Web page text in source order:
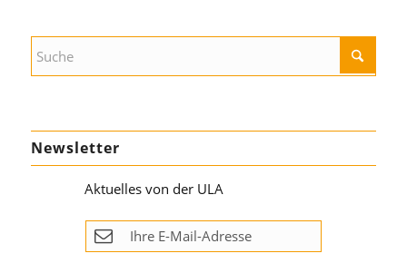
Newsletter
Aktuelles von der ULA